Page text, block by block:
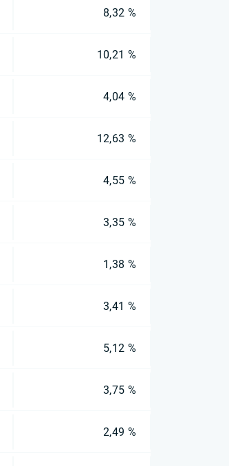
8,32 %
10,21 %
4,04 %
12,63 %
4,55 %
3,35 %
1,38 %
3,41 %
5,12 %
3,75 %
2,49 %